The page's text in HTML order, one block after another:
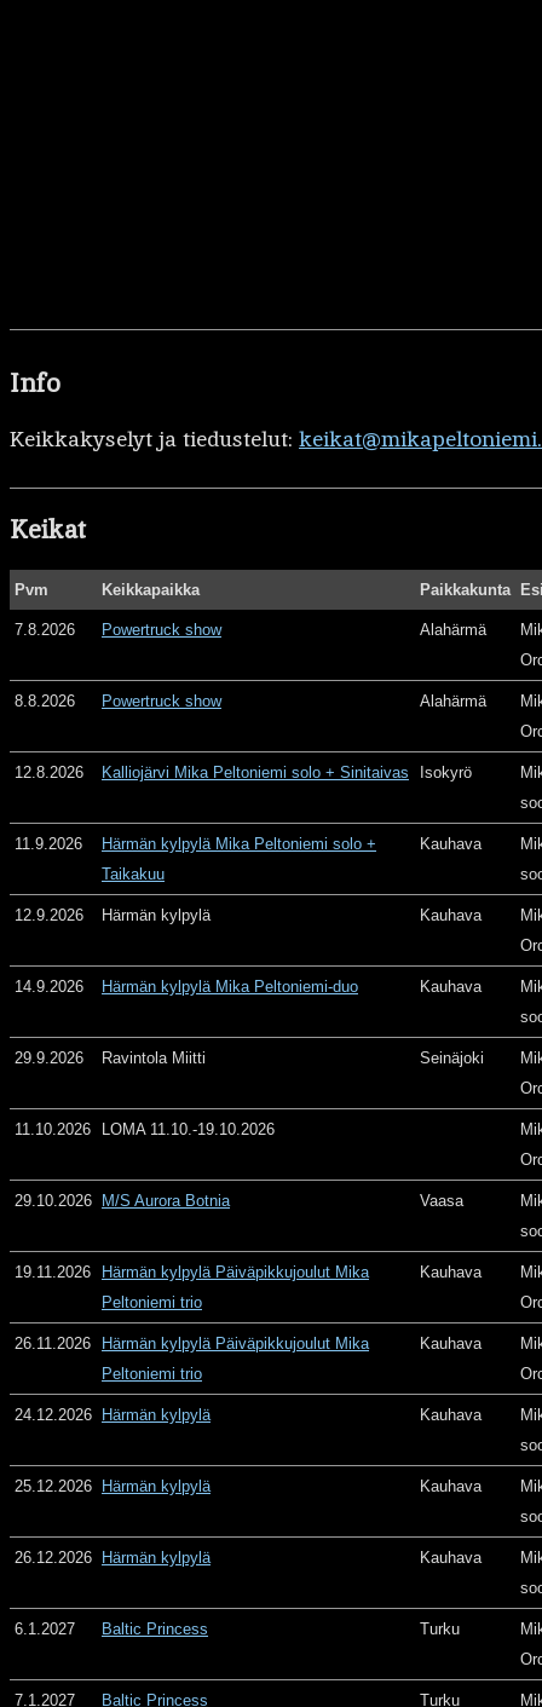
Info
Keikkakyselyt ja tiedustelut:
Keikat
Pvm Keikkapaikka Paikkakunta
7.8.2026 Powertruck show Alahärmä
8.8.2026 Powertruck show Alahärmä
12.8.2026 Kalliojärvi Mika Peltoniemi solo + Sinitaivas Isokyrö
11.9.2026
Härmän kylpylä Mika Peltoniemi solo +
Taikakuu
Kauhava
12.9.2026 Härmän kylpylä Kauhava
14.9.2026 Härmän kylpylä Mika Peltoniemi-duo Kauhava
29.9.2026 Ravintola Miitti Seinäjoki
11.10.2026 LOMA 11.10.-19.10.2026
29.10.2026 M/S Aurora Botnia Vaasa
19.11.2026
Härmän kylpylä Päiväpikkujoulut Mika
Peltoniemi trio
Kauhava
26.11.2026
Härmän kylpylä Päiväpikkujoulut Mika
Peltoniemi trio
Kauhava
24.12.2026 Härmän kylpylä Kauhava
25.12.2026 Härmän kylpylä Kauhava
26.12.2026 Härmän kylpylä Kauhava
6.1.2027 Baltic Princess Turku
7.1.2027 Baltic Princess Turku